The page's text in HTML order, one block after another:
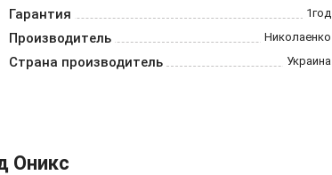
Гарантия 1год
Производитель Николаенко
Страна производитель Украина
Оникс